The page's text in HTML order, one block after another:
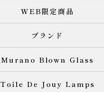
WEB限定商品
ブランド
Murano Blown Glass
Toile De Jouy Lamps